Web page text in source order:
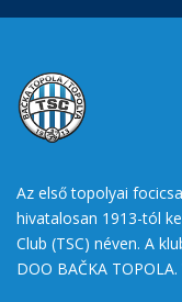
Az első topolyai
hivatalosan 1913-tól
Club (TSC) néven. A
DOO BAČKA